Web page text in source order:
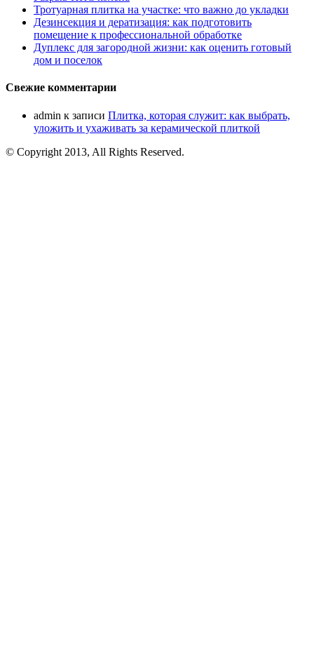
Тротуарная плитка на участке: что важно до укладки
Дезинсекция и дератизация: как подготовить
помещение к профессиональной обработке
Дуплекс для загородной жизни: как оценить готовый
дом и поселок
Свежие комментарии
admin к записи Плитка, которая служит: как выбрать,
уложить и ухаживать за керамической плиткой
© Copyright 2013, All Rights Reserved.